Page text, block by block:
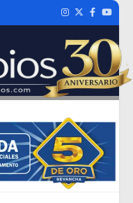
Instagram
TwitterFacebook